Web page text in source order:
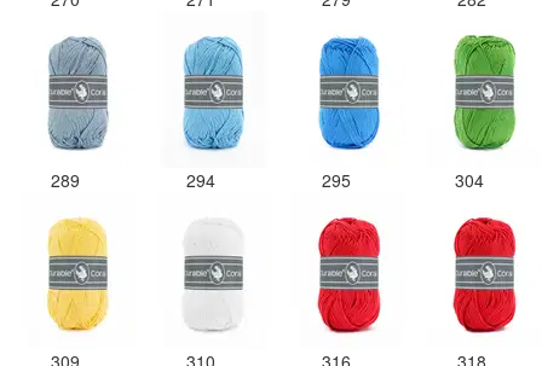
289 294 295 304
309 310 316 318